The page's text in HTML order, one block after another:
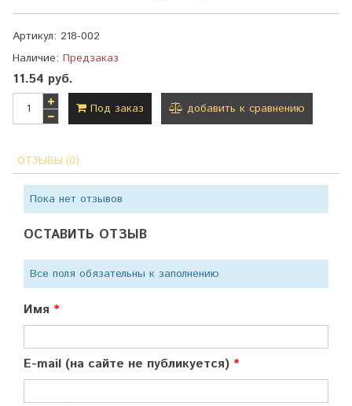
Артикул: 218-002
Наличие: Предзаказ
11.54 руб.
Под заказ добавить к сравнению
ОТЗЫВЫ (0)
Пока нет отзывов
ОСТАВИТЬ ОТЗЫВ
Все поля обязательны к заполнению
Имя
E-mail (на сайте не публикуется)